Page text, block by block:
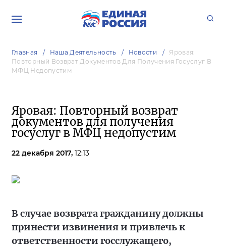
Главная Наша Деятельность Новости
Яровая:
Повторный Возврат Документов Для Получения Госуслуг В
МФЦ Недопустим
Яровая: Повторный возврат
документов для получения
госуслуг в МФЦ недопустим
22 декабря 2017, 12:13
В случае возврата гражданину должны
принести извинения и привлечь к
ответственности госслужащего,